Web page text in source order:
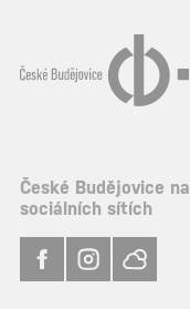
České Budějovice na
sociálních sítích